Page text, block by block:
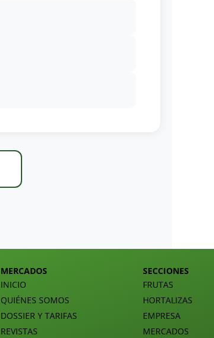
MERCADOS
INICIO
QUIÉNES SOMOS
DOSSIER Y TARIFAS
REVISTAS
SECCIONES
FRUTAS
HORTALIZAS
EMPRESA
MERCADOS